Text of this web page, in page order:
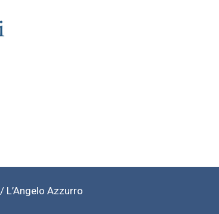
/ L’Angelo Azzurro